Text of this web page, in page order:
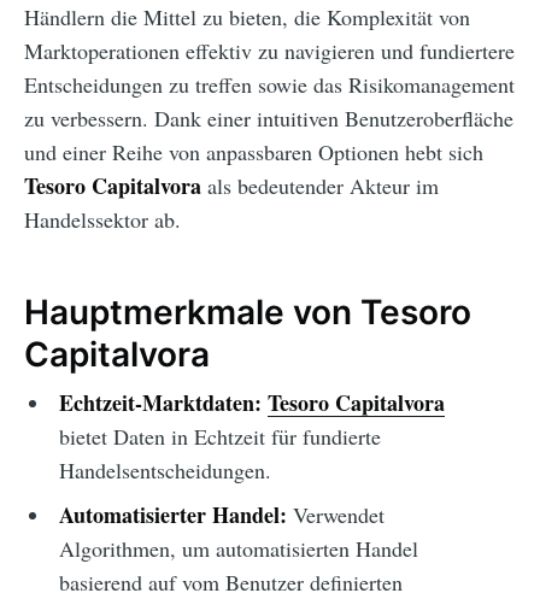
Händlern die Mittel zu bieten, die Komplexität von
Marktoperationen effektiv zu navigieren und fundiertere
Entscheidungen zu treffen sowie das Risikomanagement
zu verbessern. Dank einer intuitiven Benutzeroberfläche
und einer Reihe von anpassbaren Optionen hebt sich
Tesoro Capitalvora als bedeutender Akteur im
Handelssektor ab.
Hauptmerkmale von Tesoro
Capitalvora
Echtzeit-Marktdaten: Tesoro Capitalvora
bietet Daten in Echtzeit für fundierte
Handelsentscheidungen.
Automatisierter Handel: Verwendet
Algorithmen, um automatisierten Handel
basierend auf vom Benutzer definierten